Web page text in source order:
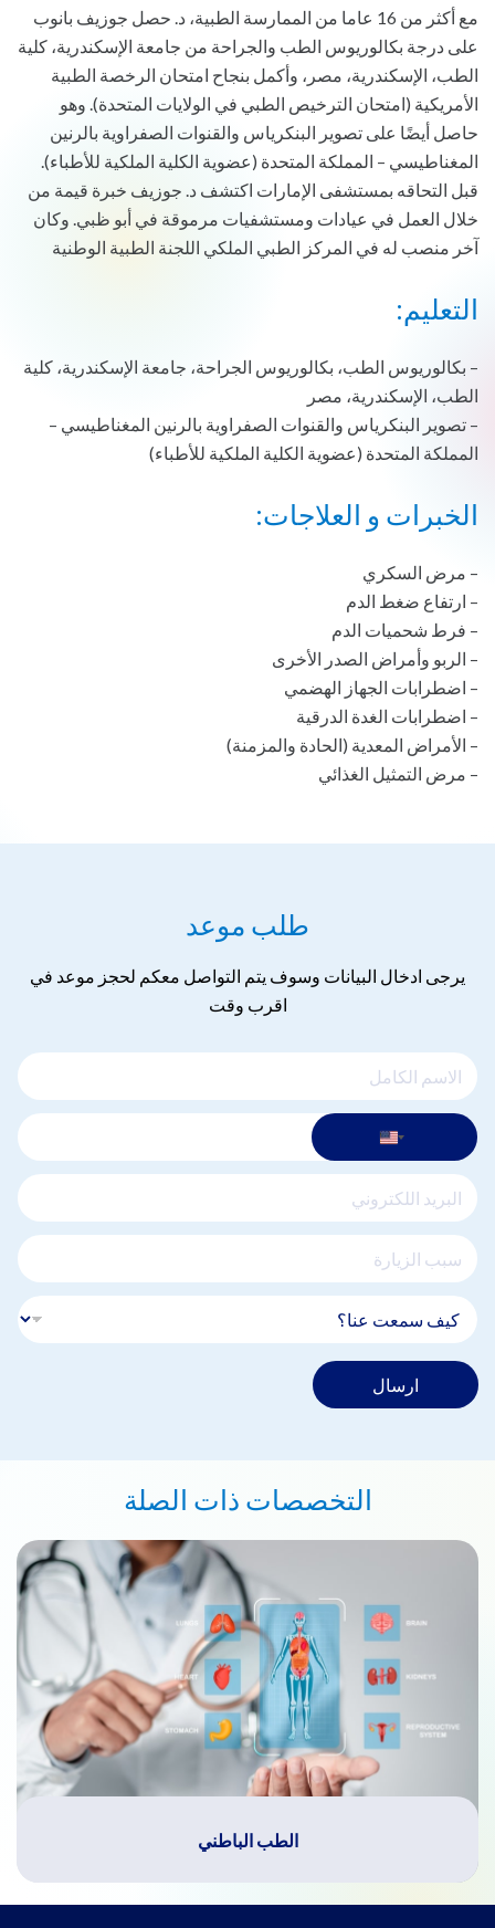
مع أكثر من 16 عاما من الممارسة الطبية، د. حصل جوزيف بانوب
على درجة بكالوريوس الطب والجراحة من جامعة الإسكندرية، كلية
الطب، الإسكندرية، مصر، وأكمل بنجاح امتحان الرخصة الطبية
الأمريكية (امتحان الترخيص الطبي في الولايات المتحدة). وهو
حاصل أيضًا على تصوير البنكرياس والقنوات الصفراوية بالرنين
المغناطيسي – المملكة المتحدة (عضوية الكلية الملكية للأطباء).
قبل التحاقه بمستشفى الإمارات اكتشف د. جوزيف خبرة قيمة من
خلال العمل في عيادات ومستشفيات مرموقة في أبو ظبي. وكان
آخر منصب له في المركز الطبي الملكي اللجنة الطبية الوطنية
التعليم:
– بكالوريوس الطب، بكالوريوس الجراحة، جامعة الإسكندرية، كلية
الطب، الإسكندرية، مصر
– تصوير البنكرياس والقنوات الصفراوية بالرنين المغناطيسي –
المملكة المتحدة (عضوية الكلية الملكية للأطباء)
الخبرات و العلاجات:
– مرض السكري
– ارتفاع ضغط الدم
– فرط شحميات الدم
– الربو وأمراض الصدر الأخرى
– اضطرابات الجهاز الهضمي
– اضطرابات الغدة الدرقية
– الأمراض المعدية (الحادة والمزمنة)
– مرض التمثيل الغذائي
طلب موعد
يرجى ادخال البيانات وسوف يتم التواصل معكم لحجز موعد في
اقرب وقت
ارسال
التخصصات ذات الصلة
الطب الباطني